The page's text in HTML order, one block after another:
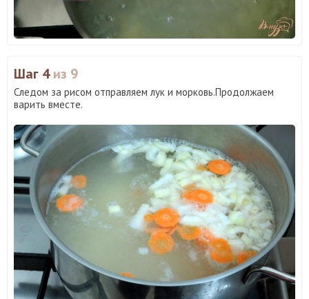
Шаг 4из 9
Следом за рисом отправляем лук и морковь.Продолжаем
варить вместе.